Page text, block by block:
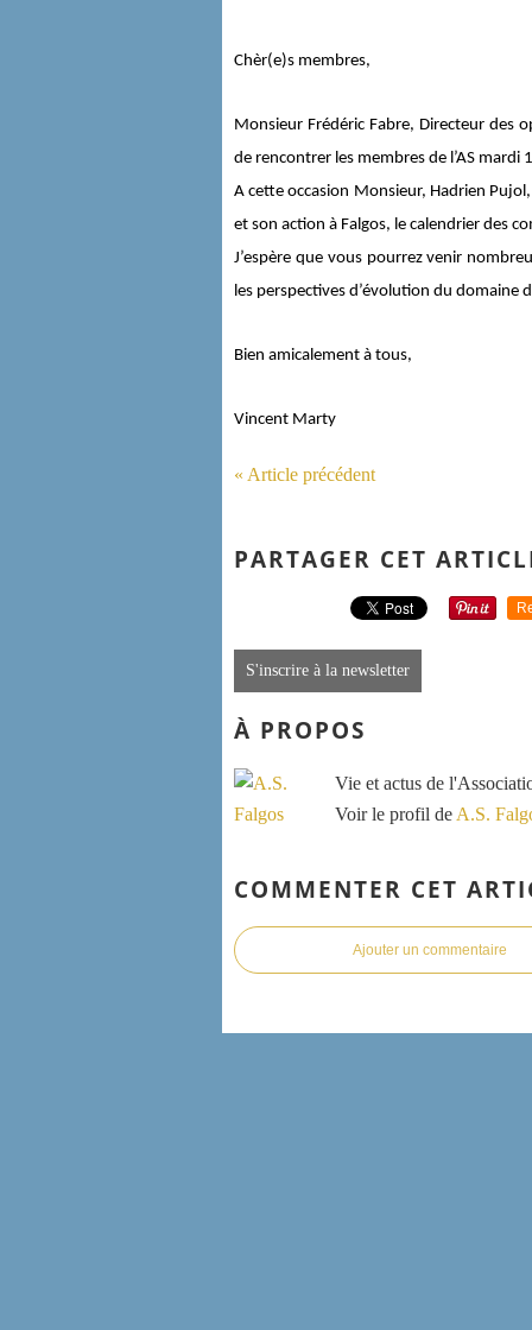
Chèr(e)s membres,
Monsieur Frédéric Fabre, Directeur des
de rencontrer les membres de l’AS
A cette occasion Monsieur, Hadrien
et son action à Falgos, le calendrier des
J’espère que vous pourrez venir
les perspectives d’évolution du domaine
Bien amicalement à tous,
Vincent Marty
« Article précédent
PARTAGER CET
S'inscrire à la newsletter
À PROPOS
Vie et actus de
Voir le profil de A.S.
COMMENTER CET
Ajouter un commentaire